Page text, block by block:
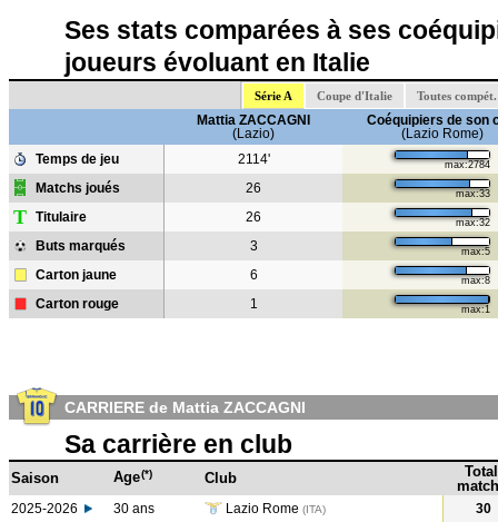
Ses stats comparées à ses
joueurs évoluant en Italie
Série A Coupe d'Italie Toutes compét.
Mattia ZACCAGNI
(Lazio)
Coéquipiers de son
(Lazio Rome)
Temps de jeu
2114' max:2784
Matchs joués 26 max:33
T Titulaire 26 max:32
Buts marqués 3 max:5
Carton jaune 6 max:8
Carton rouge 1 max:1
CARRIERE de Mattia ZACCAGNI
Sa carrière en club
Saison Age(*) Club
Total
2025-2026 30 ans Lazio Rome (ITA)
30